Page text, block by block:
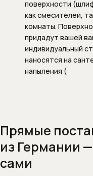
Душевые шланги
Душевые штанги
Подключение для
Шланги
Шланговые
поверхности
как смесителей,
комнаты.
придадут вашей
индивидуальный
наносятся на
напыления (
Прямые
из Германии
сами